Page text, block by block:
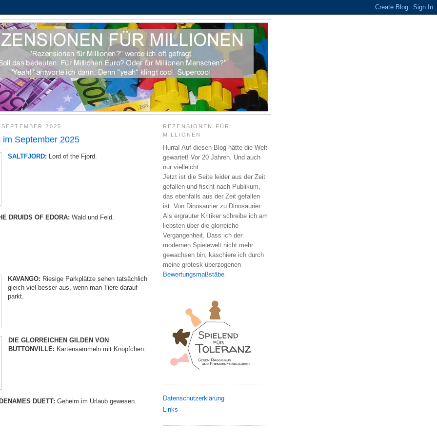
2025
im September 2025
SALTFJORD: Lord of the Fjord.
DRUIDS OF EDORA: Wald und Feld.
KAVANGO: Riesige Parkplätze sehen tatsächlich
gleich viel besser aus, wenn man Tiere darauf
parkt.
DIE GLORREICHEN GILDEN VON
BUTTONVILLE: Kartensammeln mit Knöpfchen.
DUETT: Geheim im Urlaub gewesen.
REZENSIONEN FÜR
MILLIONEN
Hurra! Auf diesen Blog hätte die Welt
gewartet! Vor 20 Jahren. Und auch
nur vielleicht.
Jetzt ist die Seite leider aus der Zeit
gefallen und fischt nach Publikum,
das ebenfalls aus der Zeit gefallen
ist. Von Dinosaurier zu Dinosaurier.
Als ergrauter Kritiker schreibe ich am
liebsten über die glorreiche
Vergangenheit. Dass ich der
modernen Spielewelt nicht mehr
gewachsen bin, kaschiere ich durch
meine grotesk überzogenen
Bewertungsmaßstäbe.
Datenschutzerklärung
Links